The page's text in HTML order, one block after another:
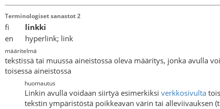
Terminologiset sanastot 2
fi linkki
en hyperlink; link
määritelmä
tekstissä tai muussa aineistossa oleva määritys, jonka avulla
toisessa aineistossa
huomautus
Linkin avulla voidaan siirtyä esimerkiksi verkkosivulta
tekstin ympäristöstä poikkeavan värin tai alleviivauksen